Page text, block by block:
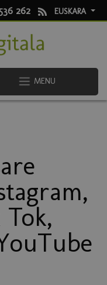
262 EUSKARA
MENU
Tok,